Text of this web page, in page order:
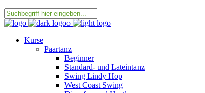
Kurse
Paartanz
Beginner
Standard- und Lateintanz
Swing Lindy Hop
West Coast Swing